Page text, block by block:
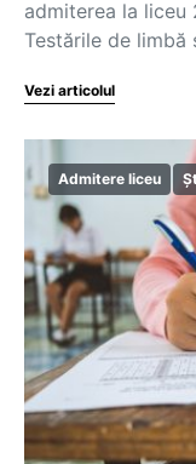
admiterea la
Testările de
Vezi articolul
Admitere liceu